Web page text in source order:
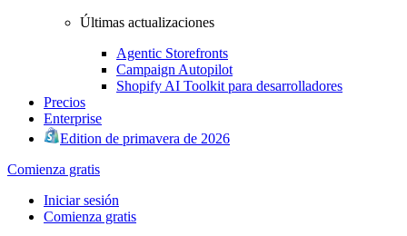
Últimas actualizaciones
Agentic Storefronts
Campaign Autopilot
Shopify AI Toolkit para desarrolladores
Precios
Enterprise
Edition de primavera de 2026
Comienza gratis
Iniciar sesión
Comienza gratis